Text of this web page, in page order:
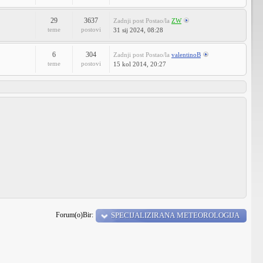
29
teme
3637
postovi
Zadnji post Postao/la ZW
31 sij 2024, 08:28
6
teme
304
postovi
Zadnji post Postao/la valentinoB
15 kol 2014, 20:27
Forum(o)Bir: SPECIJALIZIRANA METEOROLOGIJA